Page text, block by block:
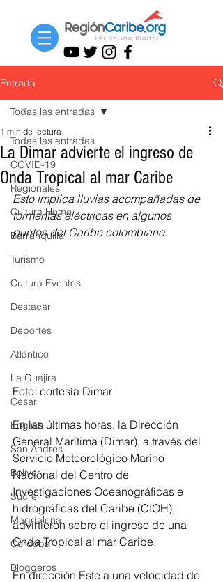
Entrada
Todas las entradas
COVID-19
Regionales
Cultura Home
Barranquilla
Turismo
Cultura Eventos
Destacar
Deportes
Atlántico
La Guajira
Cesar
English
San Andres
Bolívar
Sucre
Magdalena
Córdoba
Bloggeros
Todas las entradas
La Dimar advierte el ingreso de
Onda Tropical al mar Caribe
1 min de lectura
Esto implica lluvias acompañadas de
tormentas eléctricas en algunos
puntos del Caribe colombiano.
Foto: cortesía Dimar
En las últimas horas, la Dirección
General Marítima (Dimar), a través del
Servicio Meteorológico Marino
Nacional del Centro de
Investigaciones Oceanográficas e
hidrográficas del Caribe (CIOH),
advirtieron sobre el ingreso de una
Onda Tropical al mar Caribe.
En dirección Este a una velocidad de